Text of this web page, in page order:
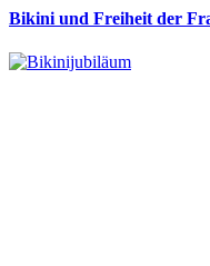
Bikini und Freiheit der